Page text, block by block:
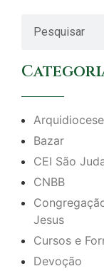
Arquidiocese
Bazar
CEI São
CNBB
Jesus
Cursos e
Devoção